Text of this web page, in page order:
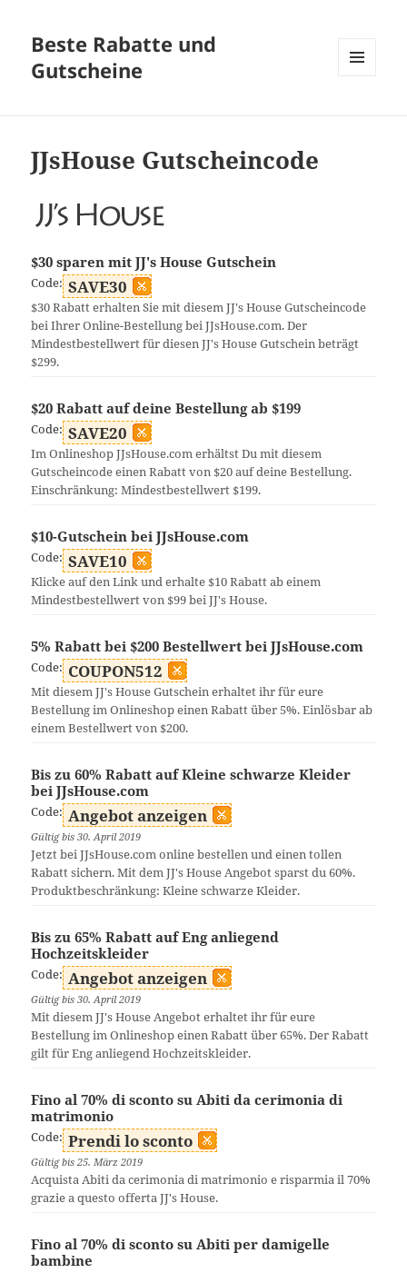
Beste Rabatte und
Gutscheine
JJsHouse Gutscheincode
$30 sparen mit JJ's House Gutschein
Code: SAVE30
$30 Rabatt erhalten Sie mit diesem JJ's House Gutscheincode
bei Ihrer Online-Bestellung bei JJsHouse.com. Der
Mindestbestellwert für diesen JJ's House Gutschein beträgt
$299.
$20 Rabatt auf deine Bestellung ab $199
Code: SAVE20
Im Onlineshop JJsHouse.com erhältst Du mit diesem
Gutscheincode einen Rabatt von $20 auf deine Bestellung.
Einschränkung: Mindestbestellwert $199.
$10-Gutschein bei JJsHouse.com
Code: SAVE10
Klicke auf den Link und erhalte $10 Rabatt ab einem
Mindestbestellwert von $99 bei JJ's House.
5% Rabatt bei $200 Bestellwert bei JJsHouse.com
Code: COUPON512
Mit diesem JJ's House Gutschein erhaltet ihr für eure
Bestellung im Onlineshop einen Rabatt über 5%. Einlösbar ab
einem Bestellwert von $200.
Bis zu 60% Rabatt auf Kleine schwarze Kleider
bei JJsHouse.com
Code: Angebot anzeigen
Gültig bis 30. April 2019
Jetzt bei JJsHouse.com online bestellen und einen tollen
Rabatt sichern. Mit dem JJ's House Angebot sparst du 60%.
Produktbeschränkung: Kleine schwarze Kleider.
Bis zu 65% Rabatt auf Eng anliegend
Hochzeitskleider
Code: Angebot anzeigen
Gültig bis 30. April 2019
Mit diesem JJ's House Angebot erhaltet ihr für eure
Bestellung im Onlineshop einen Rabatt über 65%. Der Rabatt
gilt für Eng anliegend Hochzeitskleider.
Fino al 70% di sconto su Abiti da cerimonia di
matrimonio
Code: Prendi lo sconto
Gültig bis 25. März 2019
Acquista Abiti da cerimonia di matrimonio e risparmia il 70%
grazie a questo offerta JJ's House.
Fino al 70% di sconto su Abiti per damigelle
bambine